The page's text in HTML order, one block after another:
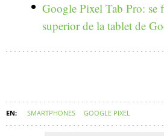
Google Pixel Tab Pro: se
superior de la tablet de
SMARTPHONES GOOGLE PIXEL